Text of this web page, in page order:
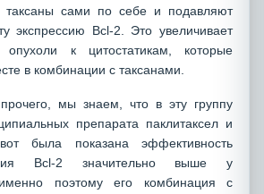
таксаны сами по себе и подавляют
экспрессию Bcl-2. Это увеличивает
опухоли к цитостатикам, которые
в комбинации с таксанами.
мы знаем, что в эту группу
препарата паклитаксел и
была показана эффективность
Bcl-2 значительно выше у
поэтому его комбинация с